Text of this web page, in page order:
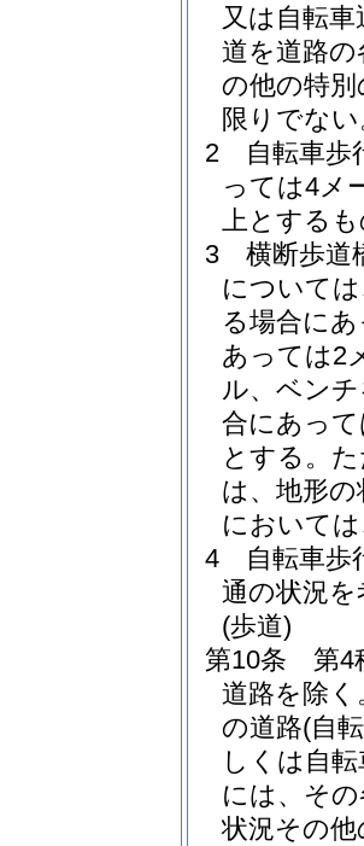
又は自転
道を道路
の他の特
限りでな
2
自転車歩
っては4メ
上とする
3
横断歩道
について
る場合に
あっては2
ル、ベン
合にあっ
とする。
は、地形
において
4
自転車歩
通の状況
(歩道)
第10条
第4
道路を除く
の道路(自
しくは自
には、そ
状況その